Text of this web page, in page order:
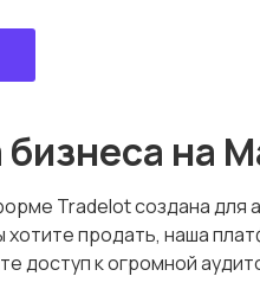
на
Tradelot создана для
продать, наша
доступ к огромной